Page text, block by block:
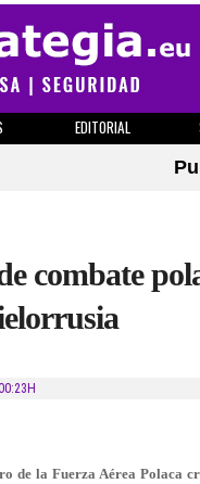
EDITORIAL
combate
de la Fuerza Aérea Polaca